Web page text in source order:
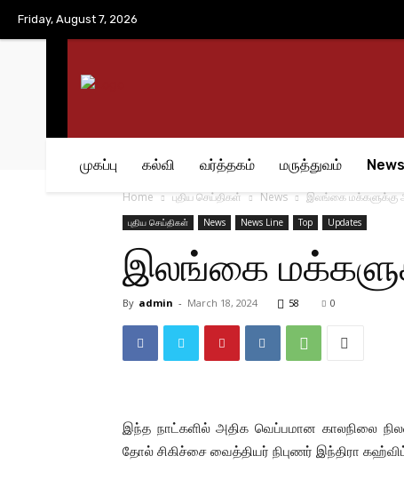
Friday, August 7, 2026
முகப்பு கல்வி வர்த்தகம் மருத்துவம் News
Home புதிய செய்திகள் News இலங்கை மக்களுக்கு
புதிய செய்திகள் News News Line Top Updates
இலங்கை
By admin - March 18, 2024 58 0
இந்த நாட்களில் அதிக வெப்பமான காலநிலை
தோல் சிகிச்சை வைத்தியர் நிபுணர் இந்திரா